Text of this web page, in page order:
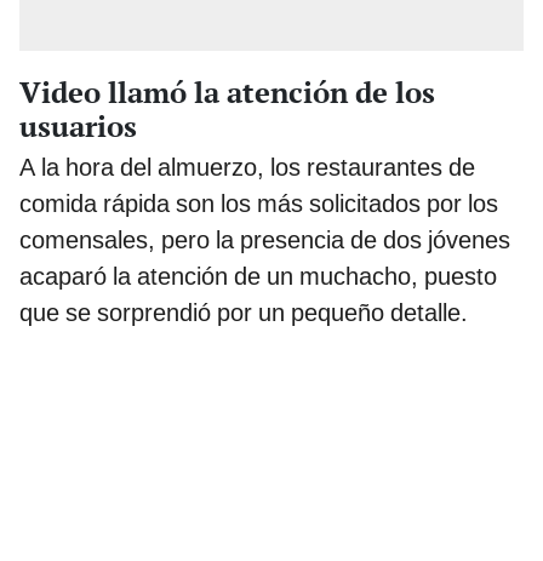
Video llamó la atención de los
usuarios
A la hora del almuerzo, los restaurantes de
comida rápida son los más solicitados por los
comensales, pero la presencia de dos jóvenes
acaparó la atención de un muchacho, puesto
que se sorprendió por un pequeño detalle.